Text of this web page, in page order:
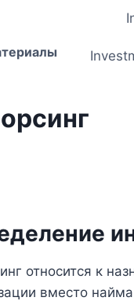
относится к
вместо